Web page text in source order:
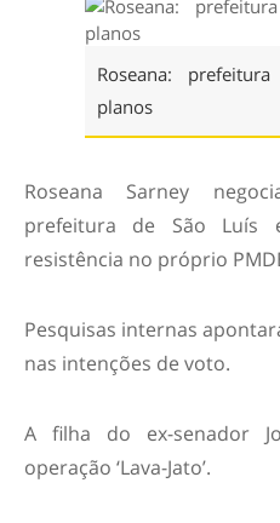
Roseana:
planos
Roseana Sarney
prefeitura de São Luís
resistência no próprio
Pesquisas internas
nas intenções de voto.
A filha do ex-senador
operação ‘Lava-Jato’.